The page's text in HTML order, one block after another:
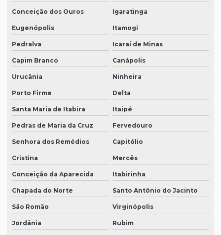
Conceição dos Ouros Igaratinga
Eugenópolis Itamogi
Pedralva Icaraí de Minas
Capim Branco Canápolis
Urucânia Ninheira
Porto Firme Delta
Santa Maria de Itabira Itaipé
Pedras de Maria da Cruz Fervedouro
Senhora dos Remédios Capitólio
Cristina Mercês
Conceição da Aparecida Itabirinha
Chapada do Norte Santo Antônio do Jacinto
São Romão Virginópolis
Jordânia Rubim